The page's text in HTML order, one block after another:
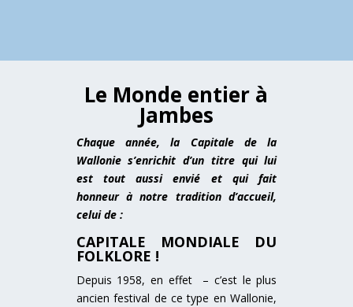
Le Monde entier à
Jambes
Chaque année, la Capitale de la
Wallonie s’enrichit d’un titre qui lui
est tout aussi envié et qui fait
honneur à notre tradition d’accueil,
celui de :
CAPITALE MONDIALE DU
FOLKLORE !
Depuis 1958, en effet – c’est le plus
ancien festival de ce type en Wallonie,